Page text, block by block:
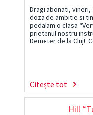
Dragi abonati,
doza de ambitie si
pedalam o clasa
prietenul nostru
Demeter de la Cluj!
Citește tot
Hill